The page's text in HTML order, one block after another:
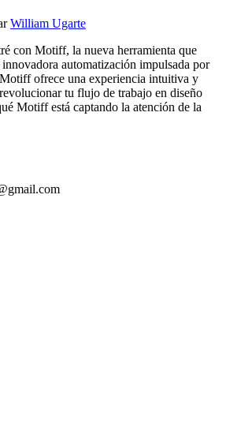
William Ugarte
con Motiff, la nueva herramienta que
automatización impulsada por
ofrece una experiencia intuitiva y
tu flujo de trabajo en diseño
Motiff está captando la atención de la